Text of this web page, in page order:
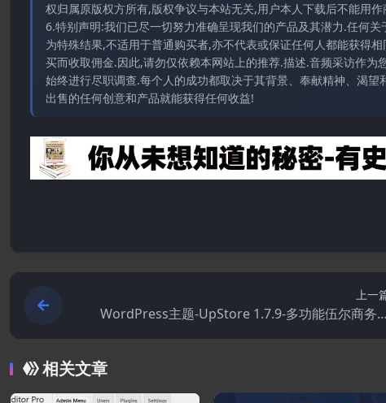
权归属原版权方所有,版权争议与本站无关,用户本人下载后不能用
6.特别声明:我们已尽一切努力准确呈现我们的产品及其潜力.任何
为特殊结果,不适用于普通购买者,亦不代表或保证任何人都能获得
买而收取佣金.因此,请勿仅依赖本网站上的推荐.描述.音频采访作
始终进行尽职调查.每个人的成功都取决于其背景、奉献精神、渴
出售的任何创意和产品就能获得任何收益!
上一
WordPress主题-UpStore 1.7.9-多功能伍尔商务文
字主
相关文章